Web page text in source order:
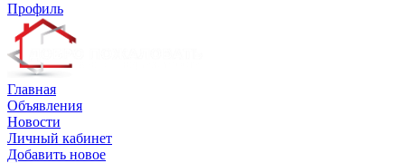
Профиль
Главная
Объявления
Новости
Личный кабинет
Добавить новое